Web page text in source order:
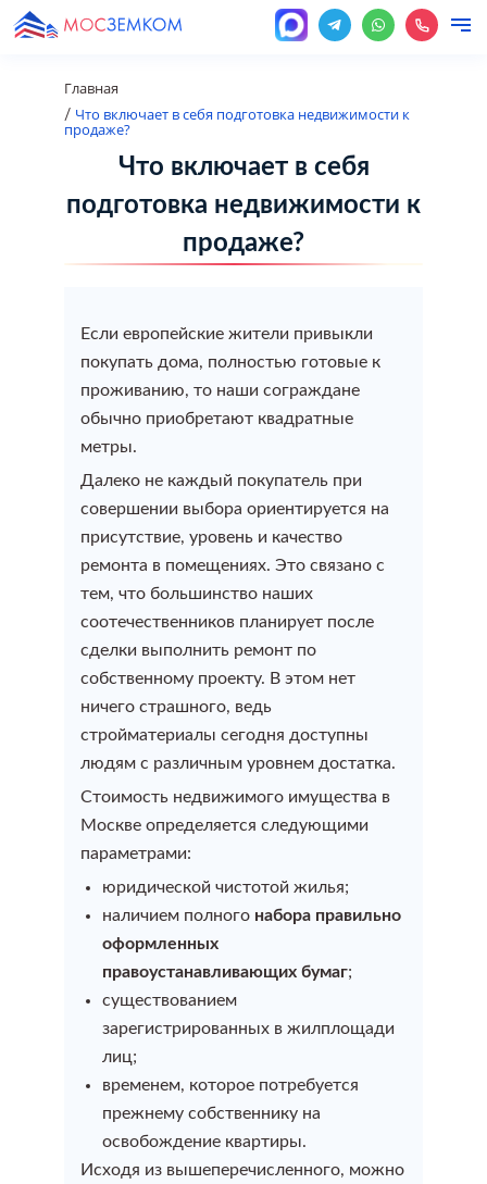
Наши услуги
Межевание земельного участка
земельного участка)
Вынос границ в натуру (на местности)
Раздел земельного участка (размежевание)
Межевание земельного участка под
многоквартирным жилым домом (Уточнение границ)
Перераспределение земельных участков
Увеличение площади земельного участка
Услуги кадастрового инженера
Услуги кадастрового инженера
Заключение кадастрового инженера
Схема земельного участка на кадастровом плане
Перепланировка
Узаконить перепланировку
Технический план после перепланировки
Узаконить перепланировку нежилого помещения
Согласование перепланировки в Мосжилинспекции
Согласование новой входной группы (Устройство
нового выхода)
Согласование изменения фасада здания
Согласование перепланировки
Разрешение на строительство
Уведомление о начале строительства
Уведомление о завершении строительства
Уведомление о планируемой реконструкции
Градостроительный план земельного участка (ГПЗУ)
Ввод объекта в эксплуатацию
Разрешение на строительство ИЖС
Узаконить строительство
Узаконить реконструкцию
Узаконить в комиссии ГЗК
Оформление недвижимости
Оформление недвижимости
Оформление недвижимости
Оформить баню
Оформление строений на участке
Оформление земельного участка
Восcтановление утраченных документов на
недвижимость
Регистрация недвижимости
Регистрация недвижимости
Регистрация строения
Регистрация гаража
Регистрация бани
Градостроительство
Градостроительство
Онлайн услуги
Новости
Контакты
Главная
/ Что включает в себя подготовка недвижимости к
продаже?
Что включает в себя
подготовка недвижимости к
продаже?
Если европейские жители привыкли
покупать дома, полностью готовые к
проживанию, то наши сограждане
обычно приобретают квадратные
метры.
Далеко не каждый покупатель при
совершении выбора ориентируется на
присутствие, уровень и качество
ремонта в помещениях. Это связано с
тем, что большинство наших
соотечественников планирует после
сделки выполнить ремонт по
собственному проекту. В этом нет
ничего страшного, ведь
стройматериалы сегодня доступны
людям с различным уровнем достатка.
Стоимость недвижимого имущества в
Москве определяется следующими
параметрами:
юридической чистотой жилья;
наличием полного набора правильно
оформленных
правоустанавливающих бумаг;
существованием
зарегистрированных в жилплощади
лиц;
временем, которое потребуется
прежнему собственнику на
освобождение квартиры.
Исходя из вышеперечисленного, можно